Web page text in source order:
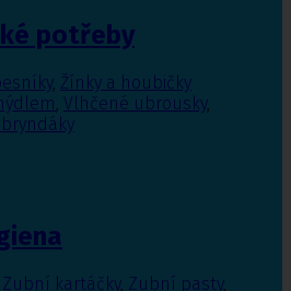
potřeby
, Žínky a houbičky
, Vlhčené ubrousky,
bryndáky
Zubní kartáčky, Zubní pasty,